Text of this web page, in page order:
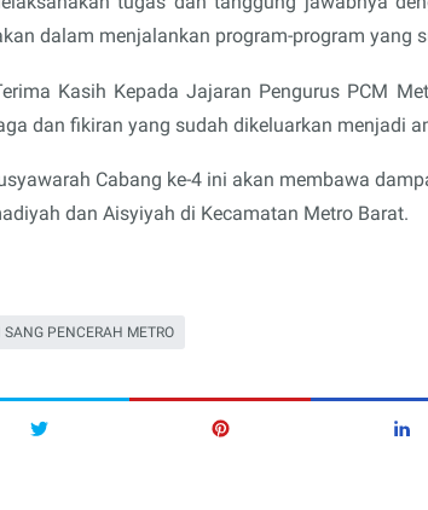
dalam menjalankan program-program yang
Kasih Kepada Jajaran Pengurus PCM
dan fikiran yang sudah dikeluarkan menjadi
Cabang ke-4 ini akan membawa
dan Aisyiyah di Kecamatan Metro Barat.
PENCERAH METRO